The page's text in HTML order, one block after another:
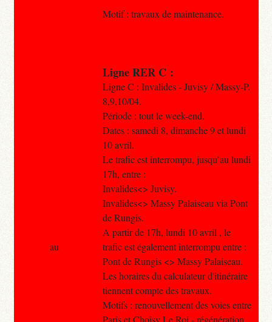
Motif : travaux de maintenance.
Ligne RER C :
Ligne C : Invalides - Juvisy / Massy-P.
8,9,10/04.
Période : tout le week-end.
Dates : samedi 8, dimanche 9 et lundi
10 avril.
Le trafic est interrompu, jusqu’au lundi
17h, entre :
Invalides<> Juvisy.
Invalides<> Massy Palaiseau via Pont
de Rungis.
A partir de 17h, lundi 10 avril , le
trafic est également interrompu entre :
Pont de Rungis <> Massy Palaiseau.
Les horaires du calculateur d'itinéraire
tiennent compte des travaux.
Motifs : renouvellement des voies entre
Paris et Choisy Le Roi - régénération
au